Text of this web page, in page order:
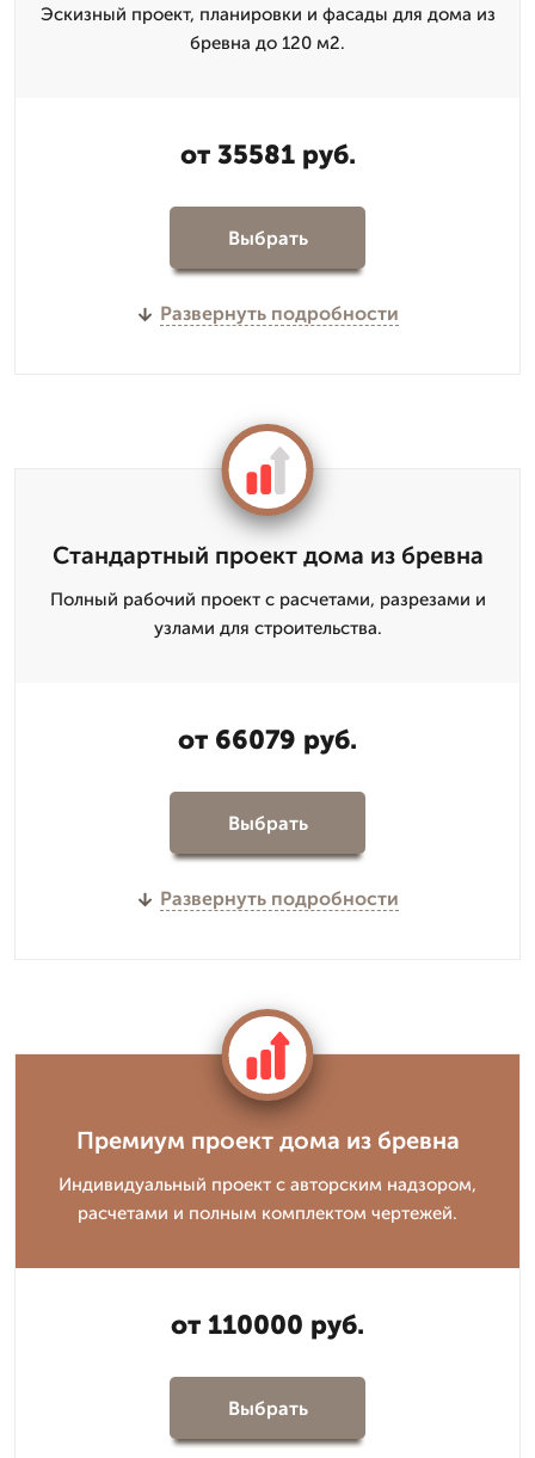
Эскизный проект, планировки и фасады для дома из
бревна до 120 м2.
от 35581 руб.
Выбрать
Развернуть подробности
Стандартный проект дома из бревна
Полный рабочий проект с расчетами, разрезами и
узлами для строительства.
от 66079 руб.
Выбрать
Развернуть подробности
Премиум проект дома из бревна
Индивидуальный проект с авторским надзором,
расчетами и полным комплектом чертежей.
от 110000 руб.
Выбрать